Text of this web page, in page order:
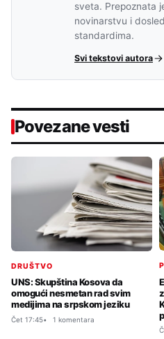
sveta. Prepoznata
novinarstvu i
standardima.
Svi tekstovi autora
Povezane vesti
DRUŠTVO
UNS: Skupština Kosova da
omogući nesmetan rad svim
medijima na srpskom jeziku
Čet 17:45 1 komentara